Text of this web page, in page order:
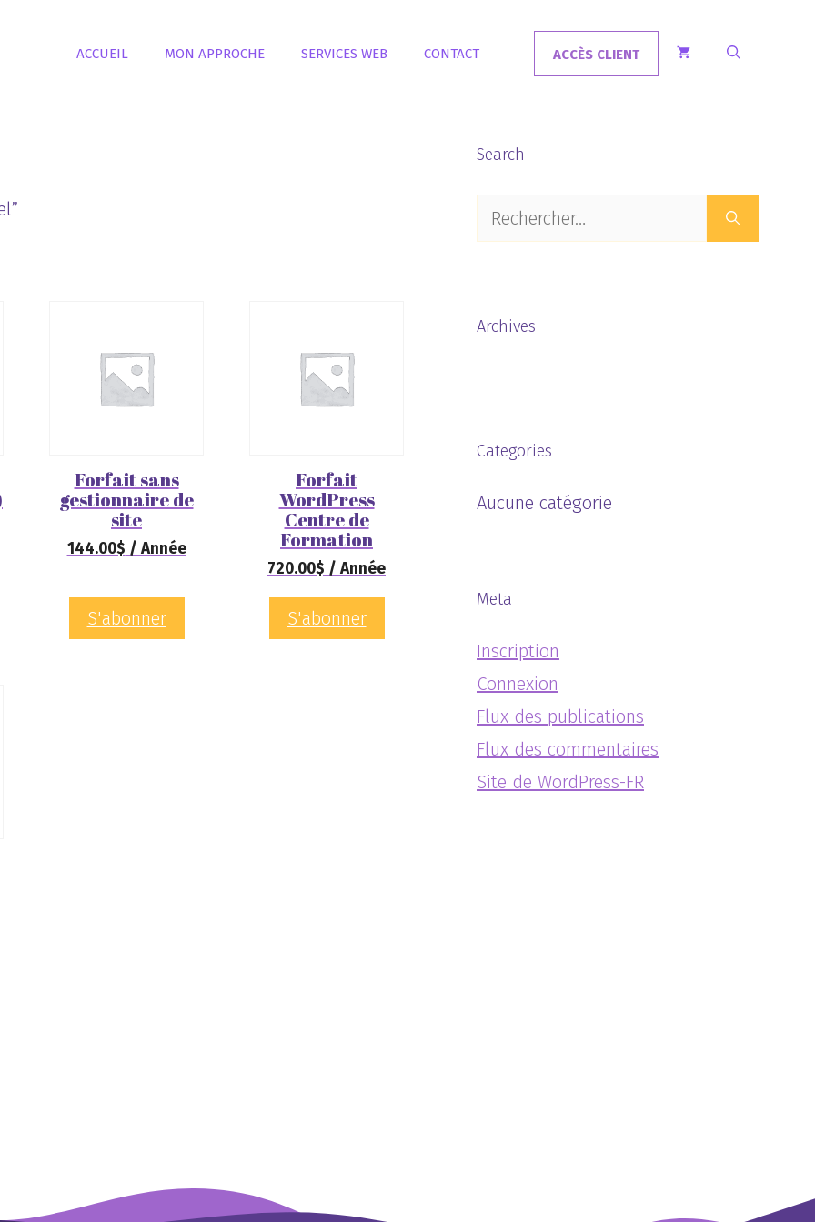
ACCUEIL MON APPROCHE SERVICES WEB CONTACT ACCÈS CLIENT
Forfait sans
gestionnaire de
site
144.00$ / Année
S'abonner
Forfait
WordPress
Centre de
Formation
720.00$ / Année
S'abonner
Search
Rechercher :
Archives
Categories
Aucune catégorie
Meta
Inscription
Connexion
Flux des publications
Flux des commentaires
Site de WordPress-FR